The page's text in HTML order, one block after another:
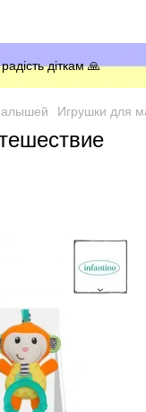
діткам 🙏
Игрушки для